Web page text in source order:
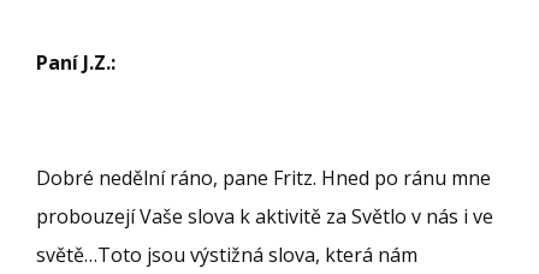
Paní J.Z.:
Dobré nedělní ráno, pane Fritz. Hned po ránu mne
probouzejí Vaše slova k aktivitě za Světlo v nás i ve
světě…Toto jsou výstižná slova, která nám